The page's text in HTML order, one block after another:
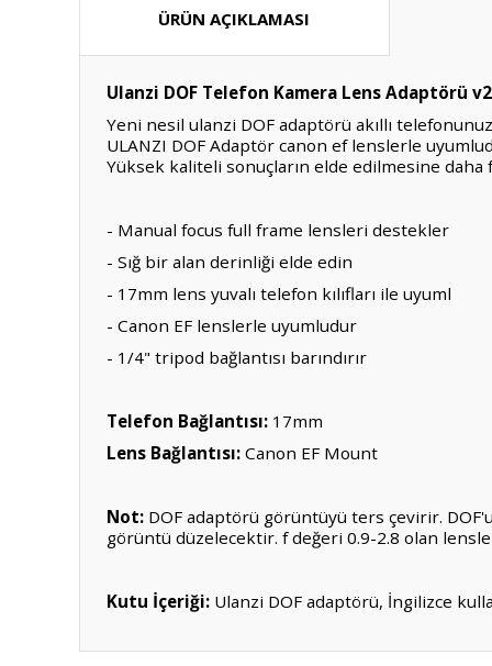
ÜRÜN AÇIKLAMASI
Ulanzi DOF Telefon Kamera Lens Adaptörü
Yeni nesil ulanzi DOF adaptörü akıllı
ULANZI DOF Adaptör canon ef lenslerle
Yüksek kaliteli sonuçların elde edilmesine daha
- Manual focus full frame lensleri destekler
- Sığ bir alan derinliği elde edin
- 17mm lens yuvalı telefon kılıfları ile uyuml
- Canon EF lenslerle uyumludur
- 1/4" tripod bağlantısı barındırır
Telefon Bağlantısı: 17mm
Lens Bağlantısı: Canon EF Mount
Not: DOF adaptörü görüntüyü ters çevirir.
görüntü düzelecektir. f değeri 0.9-2.8 olan
Kutu İçeriği: Ulanzi DOF adaptörü, İngilizce